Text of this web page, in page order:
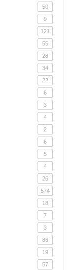
50
9
121
55
28
34
22
6
3
4
2
6
5
4
26
574
18
7
3
86
19
57